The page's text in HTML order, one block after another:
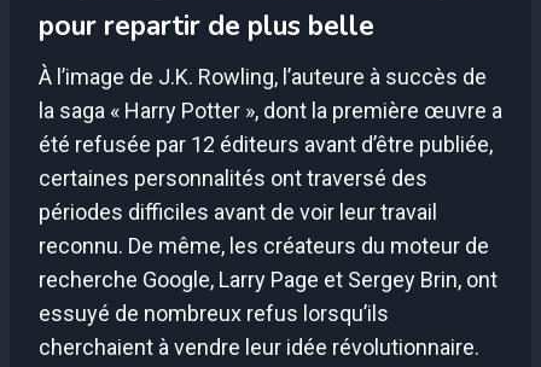
pour repartir de plus belle
À l’image de J.K. Rowling, l’auteure à succès de
la saga « Harry Potter », dont la première œuvre a
été refusée par 12 éditeurs avant d’être publiée,
certaines personnalités ont traversé des
périodes difficiles avant de voir leur travail
reconnu. De même, les créateurs du moteur de
recherche Google, Larry Page et Sergey Brin, ont
essuyé de nombreux refus lorsqu’ils
cherchaient à vendre leur idée révolutionnaire.